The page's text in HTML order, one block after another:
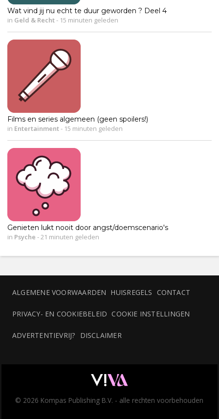
Wat vind jij nu echt te duur geworden ? Deel 4
in Geld & Recht- 15 minuten geleden
Films en series algemeen (geen spoilers!)
in Entertainment- 15 minuten geleden
Genieten lukt nooit door angst/doemscenario's
in Psyche - 21 minuten geleden
ALGEMENE VOORWAARDEN HUISREGELS CONTACT
PRIVACY- EN COOKIEBELEID COOKIE INSTELLINGEN
ADVERTENTIEVRIJ? DISCLAIMER
© 2026 Kompas Publishing B.V. - alle rechten voorbehouden